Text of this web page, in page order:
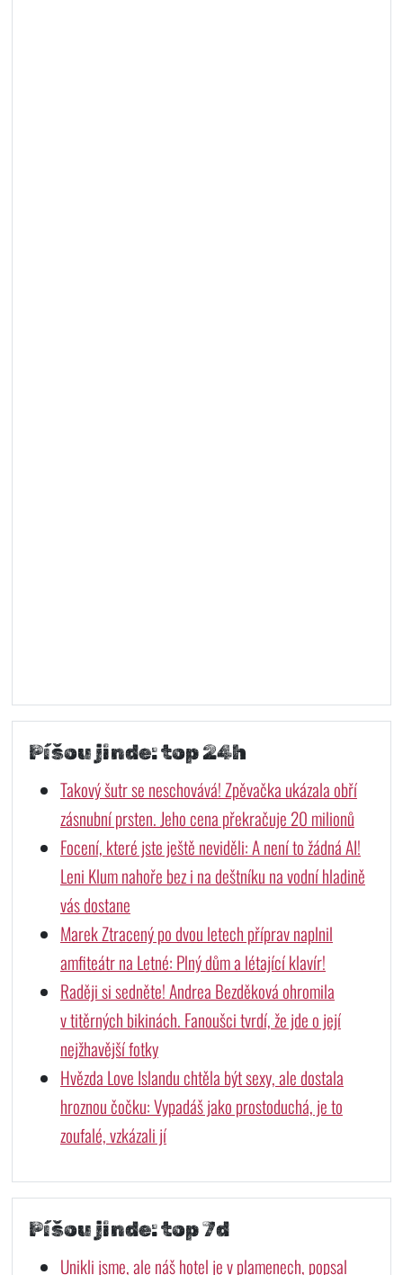
Píšou jinde: top 24h
Takový šutr se neschovává! Zpěvačka ukázala obří
zásnubní prsten. Jeho cena překračuje 20 milionů
Focení, které jste ještě neviděli: A není to žádná AI!
Leni Klum nahoře bez i na deštníku na vodní hladině
vás dostane
Marek Ztracený po dvou letech příprav naplnil
amfiteátr na Letné: Plný dům a létající klavír!
Raději si sedněte! Andrea Bezděková ohromila
v titěrných bikinách. Fanoušci tvrdí, že jde o její
nejžhavější fotky
Hvězda Love Islandu chtěla být sexy, ale dostala
hroznou čočku: Vypadáš jako prostoduchá, je to
zoufalé, vzkázali jí
Píšou jinde: top 7d
Unikli jsme, ale náš hotel je v plamenech, popsal